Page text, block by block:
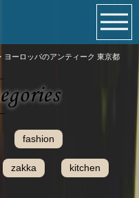
ヨーロッパのアンティーク 東京都
fashion
zakka kitchen